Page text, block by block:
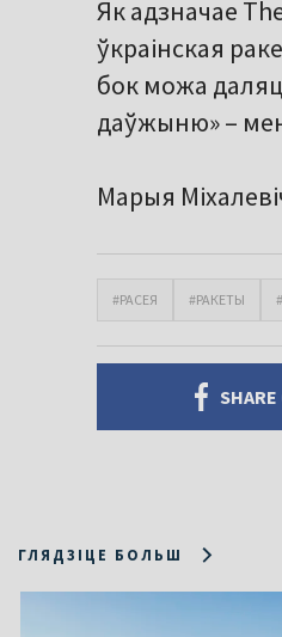
Як адзначае
ўкраінская
бок можа
даўжыню» –
Марыя
#РАСЕЯ #РАКЕТЫ
ГЛЯДЗІЦЕ БОЛЬШ